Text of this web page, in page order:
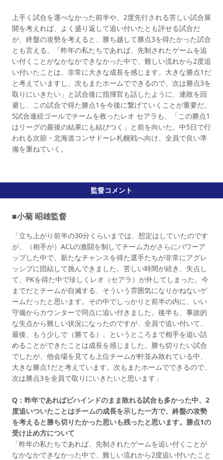
上手く試合を運べなかった前半や、2度先行される苦しい試合展
開を考えれば、よく盛り返して追い付いたとも評せる試合だ
が、終盤の攻勢を考えると、勝ち越して勝点3を得たかった試合
とも言える。「昨年の私たちであれば、先制されたゲームを追
い付くことがなかなかできなかった中で、難しい流れから2度追
い付いたことは、非常に大きな成長を感じます。大きな勝点1だ
と考えていますし、次もまたホームでできるので、次は勝点3を
取りにいきたい」と試合後に指揮官も話したように、連敗を回
避し、この試合で得た勝点1を今後に繋げていくことが重要だ。
5試合連続ゴールでチームを救ったレオ セアラも、「この勝点1
はリーグの最後の結果にも結びつく」と前を向いた。中5日で行
われる次節・北海道コンサドーレ札幌戦へ向け、全員で良い準
備を重ねていく。
監督コメント
■小菊 昭雄監督
「立ち上がり前半の30分くらいまでは、想定はしていたのです
が、（相手が）ACLの激闘を制してチーム力がさらにパワーア
ップした中で、新たなチャンスを得た選手たちが非常にアグレ
ッシブに団結して挑んできました。苦しい時間が続き、失点し
て、PKを得た中で珍しくレオ（セアラ）が外してしまった。今
までだとチームが自滅する、そういう雰囲気になりかねないゲ
ームだったと思います。その中でしっかりと前半の内に、いい
守備からカウンターで同点に追い付きました。後半も、事故的
な失点から難しい状況になったのですが、全員で追い付いて、
最後、もう少しで（勝てる）、というところまで相手を追い詰
めることができたことは成長を感じました。勝ち切りたい試合
でしたが、他会場を見ても上位チームが軒並み敗れている中、
大きな勝点1だと考えています。次もまたホームでできるので、
次は勝点3を全員で取りにいきたいと思います」
Q：昨年であればビハインドのまま敗れる試合も多かった中、2
度追いついたことはチームの成長を示した一方で、終盤の攻勢
を考えると勝ち切りたかった思いも残ったと思います。勝点1の
受け止め方について
「昨年の私たちであれば、先制されたゲームを追い付くことが
なかなかできなかった中で、難しい流れから2度追い付いたこと